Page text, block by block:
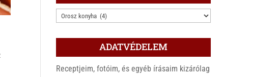
KATEGÓRIÁK
ADATVÉDELEM
Receptjeim, fotóim, és egyéb írásaim kizárólag